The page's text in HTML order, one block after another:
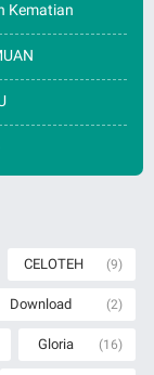
Kematian
CELOTEH (9)
Download (2)
Gloria (16)